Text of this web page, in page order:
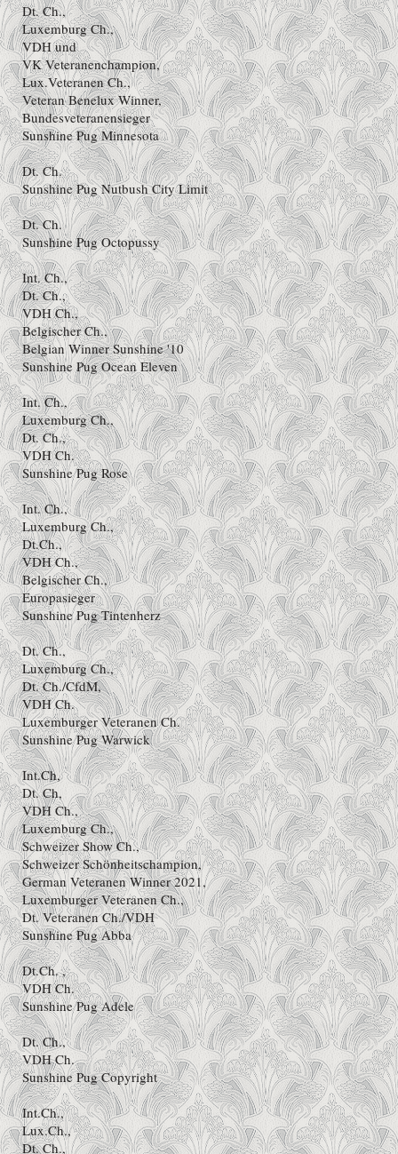
Dt. Ch.,
Luxemburg Ch.,
VDH und
VK Veteranenchampion,
Lux.Veteranen Ch.,
Veteran Benelux Winner,
Bundesveteranensieger
Sunshine Pug Minnesota
Dt. Ch.
Sunshine Pug Nutbush City Limit
Dt. Ch.
Sunshine Pug Octopussy
Int. Ch.,
Dt. Ch.,
VDH Ch.,
Belgischer Ch.,
Belgian Winner Sunshine '10
Sunshine Pug Ocean Eleven
Int. Ch.,
Luxemburg Ch.,
Dt. Ch.,
VDH Ch.
Sunshine Pug Rose
Int. Ch.,
Luxemburg Ch.,
Dt.Ch.,
VDH Ch.,
Belgischer Ch.,
Europasieger
Sunshine Pug Tintenherz
Dt. Ch.,
Luxemburg Ch.,
Dt. Ch./CfdM,
VDH Ch.
Luxemburger Veteranen Ch.
Sunshine Pug Warwick
Int.Ch,
Dt. Ch,
VDH Ch.,
Luxemburg Ch.,
Schweizer Show Ch.,
Schweizer Schönheitschampion,
German Veteranen Winner 2021,
Luxemburger Veteranen Ch.,
Dt. Veteranen Ch./VDH
Sunshine Pug Abba
Dt.Ch. ,
VDH Ch.
Sunshine Pug Adele
Dt. Ch.,
VDH Ch.
Sunshine Pug Copyright
Int.Ch.,
Lux.Ch.,
Dt. Ch.,